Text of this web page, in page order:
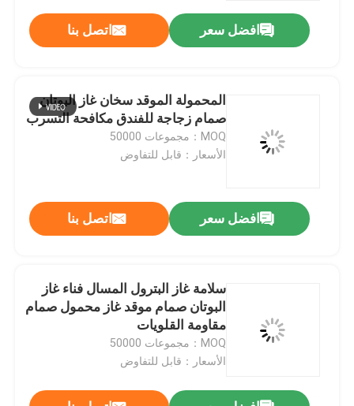
افضل سعر اتصل بنا
المحمولة الموقد سخان غاز البوتان
صمام زجاجة للفندق مكافحة التسرب
MOQ：مجموعات 50000
الأسعار：قابل للتفاوض
افضل سعر اتصل بنا
سلامة غاز البترول المسال فناء غاز
البوتان صمام موقد غاز محمول صمام
مقاومة القلويات
MOQ：مجموعات 50000
الأسعار：قابل للتفاوض